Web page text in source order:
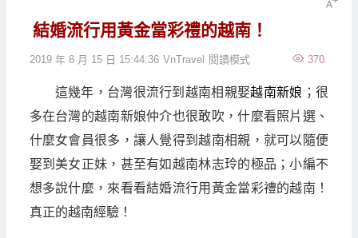
結婚流行用黃金當彩禮的越南！
2019 年 8 月 15 日 15:44:36 VnTravel 370
閱讀模式
這幾年，台灣很流行到越南相親娶越南新娘 ；很
多在台灣的越南新娘仲介也很敢吹，什麼看照片選、
什麼女會員很多，讓人覺得到越南相親，就可以隨便
娶到美女正妹，甚至有如越南林志玲的極品；小編不
想多說什麼，來看看結婚流行用黃金當彩禮的越南！
真正的越南經驗！